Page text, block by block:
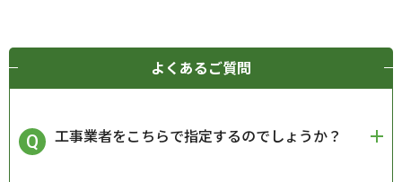
よくあるご質問
工事業者をこちらで指定するのでしょうか？